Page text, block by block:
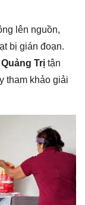
lên nguồn,
bị gián đoạn.
Trị tận
tham khảo giải